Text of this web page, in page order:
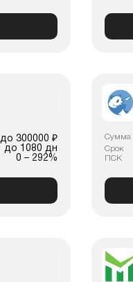
до 300000 ₽
до 1080 дн
0 – 292%
Сумма
Срок
ПСК